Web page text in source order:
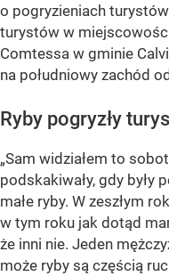
o pogryzieniach
turystów w
Comtessa w gminie
na południowy zachód
Ryby pogryzły
„Sam widziałem to
podskakiwały, gdy były
małe ryby. W zeszłym
w tym roku jak dotąd
że inni nie. Jeden
może ryby są częścią